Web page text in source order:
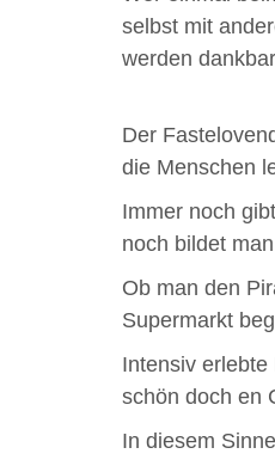
selbst mit
werden
Der
die Menschen
Immer noch
noch bildet
Ob man den
Supermarkt
Intensiv
schön doch en
In diesem